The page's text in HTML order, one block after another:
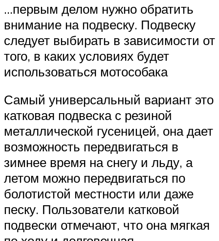
…первым делом нужно обратить
внимание на подвеску. Подвеску
следует выбирать в зависимости от
того, в каких условиях будет
использоваться мотособака
Самый универсальный вариант это
катковая подвеска с резиной
металлической гусеницей, она дает
возможность передвигаться в
зимнее время на снегу и льду, а
летом можно передвигаться по
болотистой местности или даже
песку. Пользователи катковой
подвески отмечают, что она мягкая